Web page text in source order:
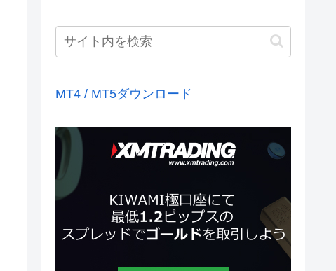
MT4 / MT5ダウンロード